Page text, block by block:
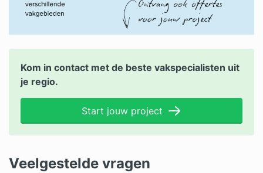
Kom in contact met de beste vakspecialisten uit
je regio.
Start jouw project
Veelgestelde vragen